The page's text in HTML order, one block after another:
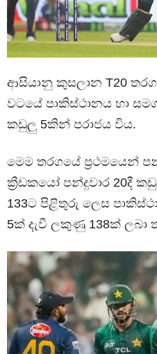
ආසියානු කුසලාන T20
වටයේ පාකිස්ථානය හා
කඩුලු 5කින් පරාජය විය.
මෙම තරගයේ ප්‍රථමයෙන්
ක්‍රීඩකයෝ පන්දුවාර 20දී
133ට පිළිතුරු ලෙස
5ක් දැවී ලකුණු 138ක් ලබා